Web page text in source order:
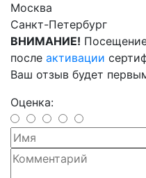
Москва
Санкт-Петербург
ВНИМАНИЕ!
после активации
Ваш отзыв будет
Оценка: